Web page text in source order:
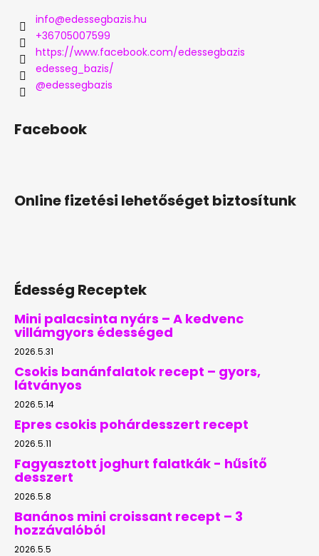
info@edessegbazis.hu
+36705007599
https://www.facebook.com/edessegbazis
edesseg_bazis/
@edessegbazis
Facebook
Online fizetési lehetőséget biztosítunk
Édesség Receptek
Mini palacsinta nyárs – A kedvenc
villámgyors édességed
2026.5.31
Csokis banánfalatok recept – gyors,
látványos
2026.5.14
Epres csokis pohárdesszert recept
2026.5.11
Fagyasztott joghurt falatkák - hűsítő
desszert
2026.5.8
Banános mini croissant recept – 3
hozzávalóból
2026.5.5